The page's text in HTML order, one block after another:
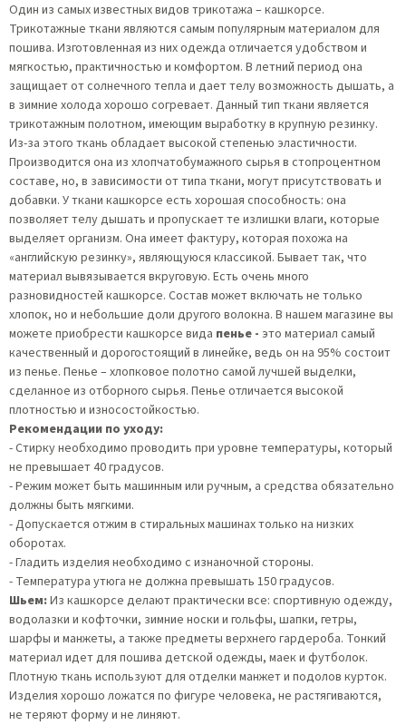
Один из самых известных видов трикотажа – кашкорсе.
Трикотажные ткани являются самым популярным материалом для
пошива. Изготовленная из них одежда отличается удобством и
мягкостью, практичностью и комфортом. В летний период она
защищает от солнечного тепла и дает телу возможность дышать, а
в зимние холода хорошо согревает. Данный тип ткани является
трикотажным полотном, имеющим выработку в крупную резинку.
Из-за этого ткань обладает высокой степенью эластичности.
Производится она из хлопчатобумажного сырья в стопроцентном
составе, но, в зависимости от типа ткани, могут присутствовать и
добавки. У ткани кашкорсе есть хорошая способность: она
позволяет телу дышать и пропускает те излишки влаги, которые
выделяет организм. Она имеет фактуру, которая похожа на
«английскую резинку», являющуюся классикой. Бывает так, что
материал вывязывается вкруговую. Есть очень много
разновидностей кашкорсе. Состав может включать не только
хлопок, но и небольшие доли другого волокна. В нашем магазине вы
можете приобрести кашкорсе вида пенье - это материал самый
качественный и дорогостоящий в линейке, ведь он на 95% состоит
из пенье. Пенье – хлопковое полотно самой лучшей выделки,
сделанное из отборного сырья. Пенье отличается высокой
плотностью и износостойкостью.
Рекомендации по уходу:
- Стирку необходимо проводить при уровне температуры, который
не превышает 40 градусов.
- Режим может быть машинным или ручным, а средства обязательно
должны быть мягкими.
- Допускается отжим в стиральных машинах только на низких
оборотах.
- Гладить изделия необходимо с изнаночной стороны.
- Температура утюга не должна превышать 150 градусов.
Шьем:Из кашкорсе делают практически все: спортивную одежду,
водолазки и кофточки, зимние носки и гольфы, шапки, гетры,
шарфы и манжеты, а также предметы верхнего гардероба. Тонкий
материал идет для пошива детской одежды, маек и футболок.
Плотную ткань используют для отделки манжет и подолов курток.
Изделия хорошо ложатся по фигуре человека, не растягиваются,
не теряют форму и не линяют.